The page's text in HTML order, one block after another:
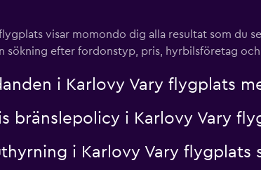
visar momondo dig alla resultat som du
sökning efter fordonstyp, pris, hyrbilsföretag
i Karlovy Vary flygplats
bränslepolicy i Karlovy Vary
i Karlovy Vary flygplats